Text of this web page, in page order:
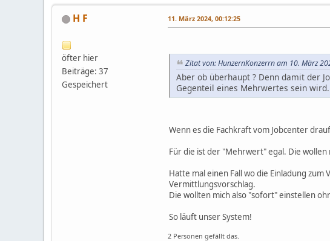
H F
öfter hier
Beiträge: 37
Gespeichert
11. März 2024, 00:12:25
Zitat von: HunzernKonzerrn am 10. März
Aber ob überhaupt ? Denn damit der
Gegenteil eines Mehrwertes sein wird.
Wenn es die Fachkraft vom Jobcenter
Für die ist der "Mehrwert" egal. Die wollen
Hatte mal einen Fall wo die Einladung
Vermittlungsvorschlag.
Die wollten mich also "sofort" einstellen
So läuft unser System!
2 Personen gefällt das.